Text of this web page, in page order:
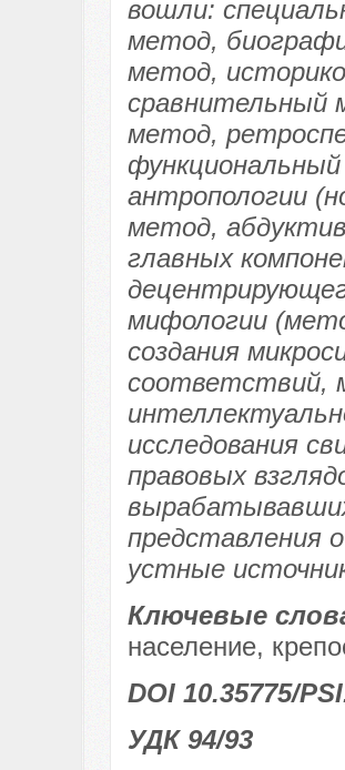
вошли:
метод,
метод,
сравнительный
метод,
антропологии
метод,
главных
мифологии
создания
соответствий,
исследования
правовых
представления
устные
Ключевые
население,
DOI 10.35775/
УДК 94/93